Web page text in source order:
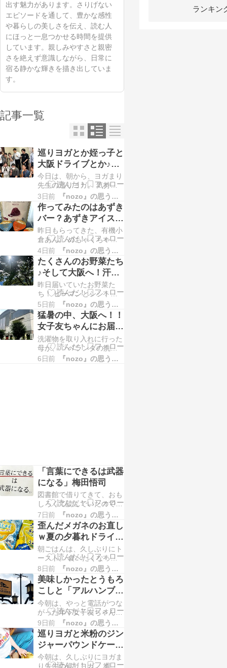
出す魅力があります。さりげない
エピソードを通して、豊かな感性
や暮らしの美しさを伝え、読む人
にほっと一息つかせる時間を提供
しています。親しみやすさと親密
さを絶えず意識しながら、日常に
宿る静かな輝きを描き出していま
す。
記事一覧
巡りヨガとか姪っ子と
大阪ドライブとか♪夜
は少年ピカレスクロマ
ンさんの9月公演の立
ち上げでした＾＾
今日は、朝から、ヨガまり
先生の巡りヨガ。 気持ち
よくカラダを動かしてもら
って、 最近やってるスワ
イショウが楽しいなと思い
ながら、 あっという間に
終了ｗ 今日も気持ちよか
ったです(≧▽≦) ありがとう
ございました～！ お昼
は、いただいた鮎の飴炊
き。 今年初の鮎！！！ 近
くの揖保川…
3日前 『nozo』の思うことあれこれ
作ってみたのはあずき
バー？あずきアイス？
（笑）と、お土産の
「PARIS BUTTER」
と＾＾
昨日もらってきた、有機小
倉あん。 めちゃくちゃ美
味しいあんこなのですが、
そういえば、あんこと牛乳
でアズキバーができるって
書いてあったな＾＾ とい
うことで、作ってみること
に（笑） 見てたレシピが
どれだかわからなくなった
のですが（笑） あんこと
同じ量の牛乳。 レシピは
200ｇと…
4日前 『nozo』の思うことあれこれ
たくさんのお野菜たち
♪そして大阪へ！汗だ
くになりながらのお稽
古でした(≧▽≦)
昨日届いていたお野菜た
ち！ ピーマンとシシトウ
と、小さいシシトウ？？？
（笑） たくさんいただい
たので、おすそ分けしてき
たら、 おやつをもらって
きたと母。 物々交換
（笑） 昨日もらってきた
あんこと一緒に、 美味し
5日前 『nozo』の思うことあれこれ
猛暑の中、大阪へ！！
女子友ちゃんにお届け
ものと久しぶりのお稽
古と。
洗濯物を取り入れに行った
母が、 「ベランダの洗濯
物に、セミがおるから来て
6日前 『nozo』の思うことあれこれ
「言葉にできるは武器
になる」梅田悟司
図書館で借りてきて、おも
しろくて読んでいたのです
が、 読み切れず途中で返
していた１冊。 本屋さん
で見つけて、気になってチ
ェックしていたのですが、
基本、本は捨てられないの
で買わないようにしてるん
ですよね（笑） 調べてみ
たら、2016年に初版が出
ていたので、10年前の本！
今でも…
7日前 『nozo』の思うことあれこれ
歪んだメガネのお直し
ｗ夏の夕暮れドライブ
とマックフルーリーチ
ョコボールとサクレグ
ミと♪
朝ごはんは、久しぶりにト
ースト。 食べたくなった
のは、美味しいジャムがあ
ったから。 今日は、ピー
チジャム。 フルーツ農園
さん「廣瀬園」さんのジャ
ム。 いただきものなので
すが、絶品です♪ 毎日暑く
て、ついつい食べちゃうア
イスクリーム。 夏のピノ
アソートは、チョコミント
とストロベリ…
8日前 『nozo』の思うことあれこれ
美味しかったとうもろ
こしと「アルハンブ
ラ」さんでティータイ
ムとみずがめ座満月と
♪
今朝は、やっと電話がつな
がった年下女子友ちゃんと
いろいろお喋り（笑） 相
変わらず可愛いなと思いな
がら、 いろいろ怒られて
おりました（爆笑） 彼女
が18歳くらいからのお付き
9日前 『nozo』の思うことあれこれ
巡りヨガと米粉のジン
ジャーパウンドケーキ
とお土産のとうもろこ
今朝は、久しぶりにヨガま
り先生の巡りヨガ。 週末
ランキン